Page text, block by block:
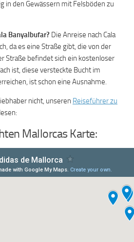
in den Gewässern mit Felsböden zu
Banyalbufar? Die Anreise nach Cala
da es eine Straße gibt, die von der
Straße befindet sich ein kostenloser
ist, diese versteckte Bucht im
ist schon eine Ausnahme.
nicht, unseren Reiseführer zu
Mallorcas Karte: